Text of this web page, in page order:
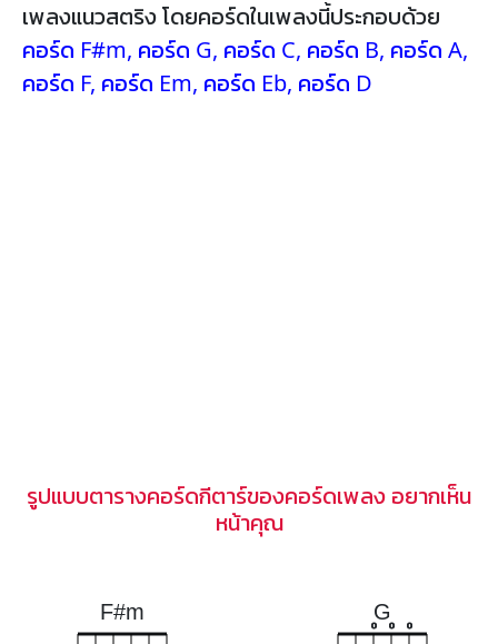
เพลงแนวสตริง โดยคอร์ดในเพลงนี้ประกอบด้วย
คอร์ด F#m, คอร์ด G, คอร์ด C, คอร์ด B, คอร์ด A,
คอร์ด F, คอร์ด Em, คอร์ด Eb, คอร์ด D
รูปแบบตารางคอร์ดกีตาร์ของคอร์ดเพลง อยากเห็น
หน้าคุณ
F#m G
o o o